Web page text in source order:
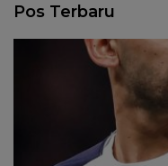
Pos Terbaru